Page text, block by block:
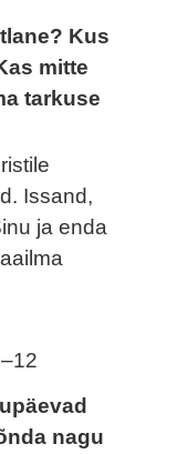
Kus
mitte
tarkuse
Issand,
ja enda
nagu